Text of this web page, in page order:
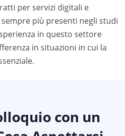
per servizi digitali e
più presenti negli studi
in questo settore
in situazioni in cui la
con un